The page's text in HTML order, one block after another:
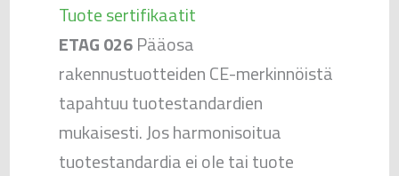
Tuote sertifikaatit
ETAG 026Pääosa
rakennustuotteiden CE-merkinnöistä
tapahtuu tuotestandardien
mukaisesti. Jos harmonisoitua
tuotestandardia ei ole tai tuote